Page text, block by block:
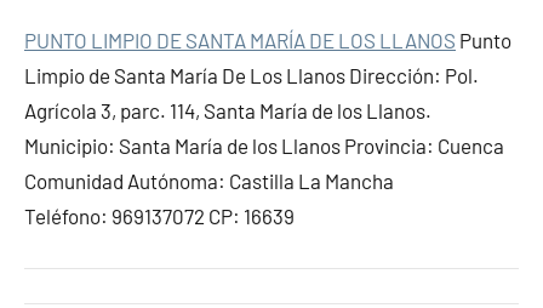
PUNTO LIMPIO DE SANTA MARÍA DE LOS LLANOS Punto
Limpio de Santa María De Los Llanos Dirección: Pol.
Agrícola 3, parc. 114, Santa María de los Llanos.
Municipio: Santa María de los Llanos Provincia: Cuenca
Comunidad Autónoma: Castilla La Mancha
Teléfono: 969137072 CP: 16639